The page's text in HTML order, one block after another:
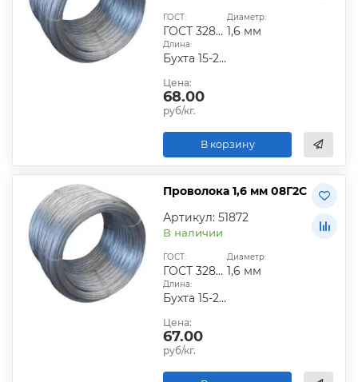
ГОСТ:
ГОСТ 3282-74
Диаметр:
1,6 мм
Длина:
Бухта 15-25 кг
Цена:
68.00
руб/кг.
В корзину
Проволока 1,6 мм 08Г2С
Артикул: 51872
В наличии
ГОСТ:
ГОСТ 3282-74
Диаметр:
1,6 мм
Длина:
Бухта 15-25 кг
Цена:
67.00
руб/кг.